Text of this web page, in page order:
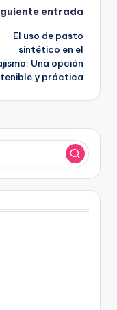
entrada
El uso de pasto
sintético en el
Una opción
y práctica